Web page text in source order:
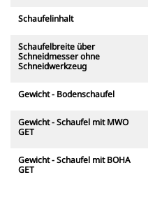
Schaufelinhalt
Schaufelbreite über
Schneidmesser ohne
Schneidwerkzeug
Gewicht - Bodenschaufel
Gewicht - Schaufel mit MWO
GET
Gewicht - Schaufel mit BOHA
GET